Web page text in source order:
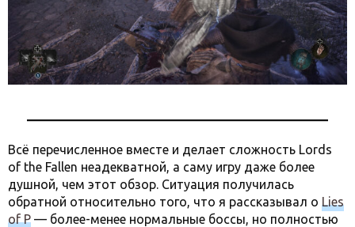
Всё перечисленное вместе и делает сложность Lords
of the Fallen неадекватной, а саму игру даже более
душной, чем этот обзор. Ситуация получилась
обратной относительно того, что я рассказывал о Lies
of P — более-менее нормальные боссы, но полностью